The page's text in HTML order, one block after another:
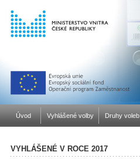
Úvod Vyhlášené volby Druhy voleb
VYHLÁŠENÉ V ROCE 2017